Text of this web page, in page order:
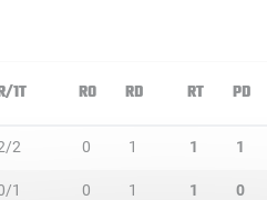
1T RO RD RT PD
2 0 1 1 1
1 0 1 1 0